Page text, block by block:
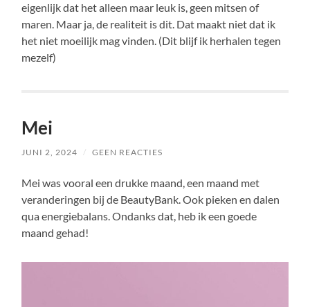
eigenlijk dat het alleen maar leuk is, geen mitsen of
maren. Maar ja, de realiteit is dit. Dat maakt niet dat ik
het niet moeilijk mag vinden. (Dit blijf ik herhalen tegen
mezelf)
Mei
JUNI 2, 2024 / GEEN REACTIES
Mei was vooral een drukke maand, een maand met
veranderingen bij de BeautyBank. Ook pieken en dalen
qua energiebalans. Ondanks dat, heb ik een goede
maand gehad!